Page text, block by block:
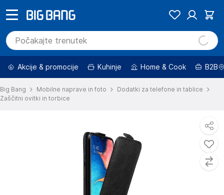
Akcije & promocije Kuhinje Home & Cook B2B
Big Bang Mobilne naprave in foto
Dodatki za telefone in tablice
Zaščitni ovitki in torbice